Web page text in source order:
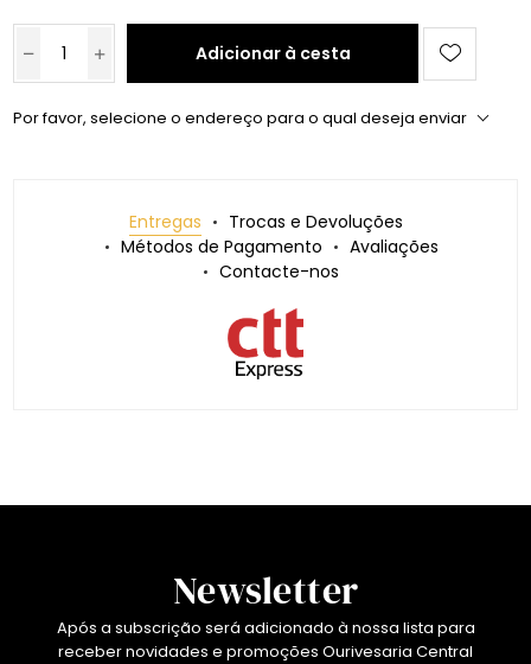
Adicionar à cesta
Por favor, selecione o endereço para o qual deseja enviar
Entregas
Trocas e Devoluções
Métodos de Pagamento
Avaliações
Contacte-nos
Newsletter
Após a subscrição será adicionado à nossa lista para
receber novidades e promoções Ourivesaria Central